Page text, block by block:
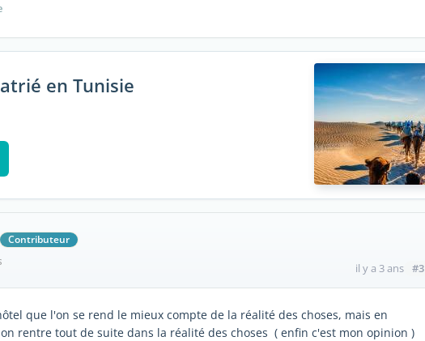
en Tunisie
Contributeur
il y a 3 ans #3
que l'on se rend le mieux compte de la réalité des choses, mais en
rentre tout de suite dans la réalité des choses ( enfin c'est mon opinion )